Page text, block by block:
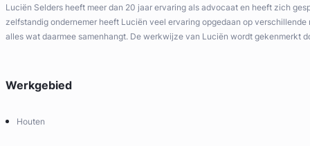
Luciën Selders heeft meer dan 20 jaar ervaring als advocaat en heeft zich
zelfstandig ondernemer heeft Luciën veel ervaring opgedaan op
alles wat daarmee samenhangt. De werkwijze van Luciën wordt
Werkgebied
Houten